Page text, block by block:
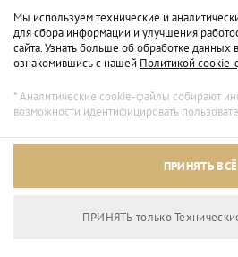
Архивный
Мы используем технические и
для сбора информации и улучшения
сайта. Узнать больше об обработке данных
ознакомившись с нашей Политикой cookie-
* Аналитические cookie-файлы собирают
возможности идентифицировать
ПРИНЯТЬ ВСЁ
ПРИНЯТЬ только